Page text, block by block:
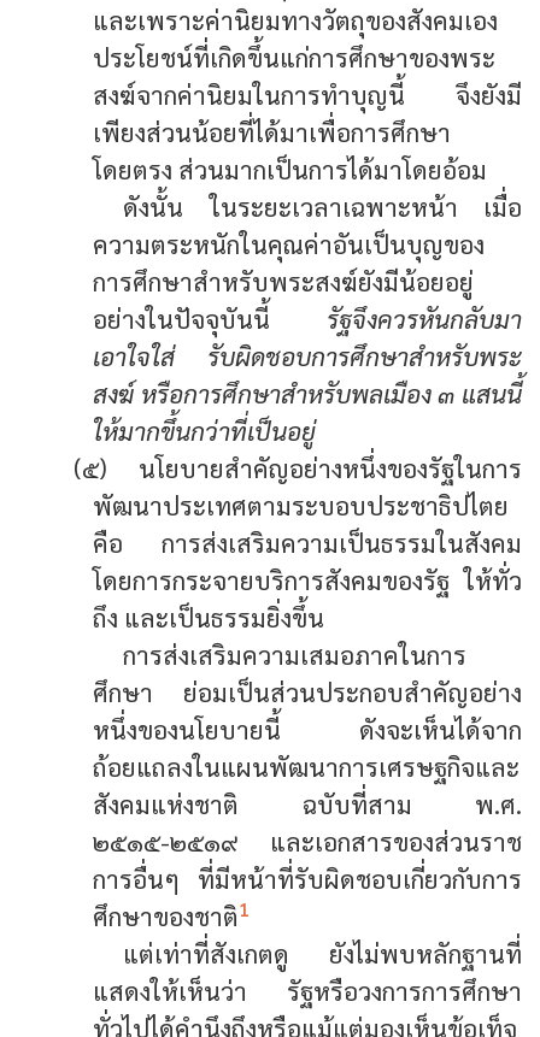
และเพราะค่านิยมทางวัตถุของสังคมเอง
ประโยชน์ที่เกิดขึ้นแก่การศึกษาของพระ
สงฆ์จากค่านิยมในการทำบุญนี้ จึงยังมี
เพียงส่วนน้อยที่ได้มาเพื่อการศึกษา
โดยตรง ส่วนมากเป็นการได้มาโดยอ้อม
ดังนั้น ในระยะเวลาเฉพาะหน้า เมื่อ
ความตระหนักในคุณค่าอันเป็นบุญของ
การศึกษาสำหรับพระสงฆ์ยังมีน้อยอยู่
อย่างในปัจจุบันนี้ รัฐจึงควรหันกลับมา
เอาใจใส่ รับผิดชอบการศึกษาสำหรับพระ
สงฆ์ หรือการศึกษาสำหรับพลเมือง ๓ แสนนี้
ให้มากขึ้นกว่าที่เป็นอยู่
(๕) นโยบายสำคัญอย่างหนึ่งของรัฐในการ
พัฒนาประเทศตามระบอบประชาธิปไตย
คือ การส่งเสริมความเป็นธรรมในสังคม
โดยการกระจายบริการสังคมของรัฐ ให้ทั่ว
ถึง และเป็นธรรมยิ่งขึ้น
การส่งเสริมความเสมอภาคในการ
ศึกษา ย่อมเป็นส่วนประกอบสำคัญอย่าง
หนึ่งของนโยบายนี้ ดังจะเห็นได้จาก
ถ้อยแถลงในแผนพัฒนาการเศรษฐกิจและ
สังคมแห่งชาติ ฉบับที่สาม พ.ศ.
๒๕๑๕-๒๕๑๙ และเอกสารของส่วนราช
การอื่นๆ ที่มีหน้าที่รับผิดชอบเกี่ยวกับการ
ศึกษาของชาติ1
แต่เท่าที่สังเกตดู ยังไม่พบหลักฐานที่
แสดงให้เห็นว่า รัฐหรือวงการการศึกษา
ทั่วไปได้คำนึงถึงหรือแม้แต่มองเห็นข้อเท็จ